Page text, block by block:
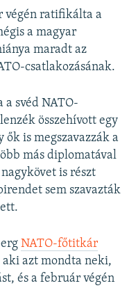
végén ratifikálta a
a magyar
maradt az
csatlakozásának.
a svéd NATO-
összehívott egy
ők is megszavazzák a
más diplomatával
is részt
sem szavazták
NATO-főtitkár
azt mondta neki,
és a február végén